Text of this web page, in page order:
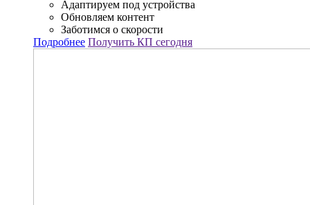
Адаптируем под устройства
Обновляем контент
Заботимся о скорости
Подробнее Получить КП сегодня